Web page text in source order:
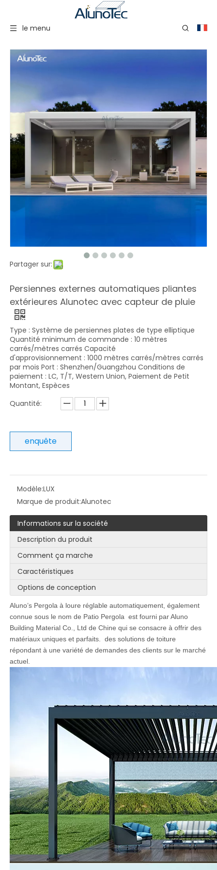
le menu
Partager sur:
Persiennes externes automatiques pliantes
extérieures Alunotec avec capteur de pluie
Type : Système de persiennes plates de type elliptique
Quantité minimum de commande : 10 mètres
carrés/mètres carrés Capacité
d'approvisionnement : 1000 mètres carrés/mètres carrés
par mois Port : Shenzhen/Guangzhou Conditions de
paiement : LC, T/T, Western Union, Paiement de Petit
Montant, Espèces
Quantité:
enquête
Modèle:LUX
Marque de produit:Alunotec
Informations sur la société
Description du produit
Comment ça marche
Caractéristiques
Options de conception
Aluno’s Pergola à loure réglable automatiquement, également
connue sous le nom de Patio Pergola est fourni par Aluno
Building Material Co., Ltd de Chine qui se consacre à offrir des
matériaux uniques et parfaits.
des solutions de toiture
répondant à une variété de demandes des clients sur le marché
actuel.